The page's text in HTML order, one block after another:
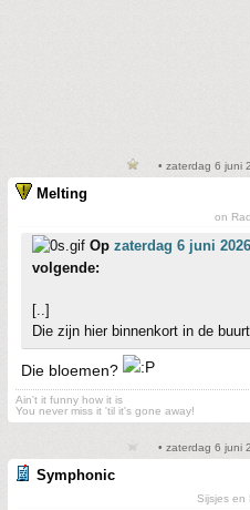
• zaterdag 6 juni
Melting
on
Op zaterdag 6 juni
volgende:
[..]
Die zijn hier binnenkort in de buurt
Die bloemen?
Ain't it funny how it is
You never miss it 'til it's gone away!
• zaterdag 6 juni
Symphonic
Sijsjes en